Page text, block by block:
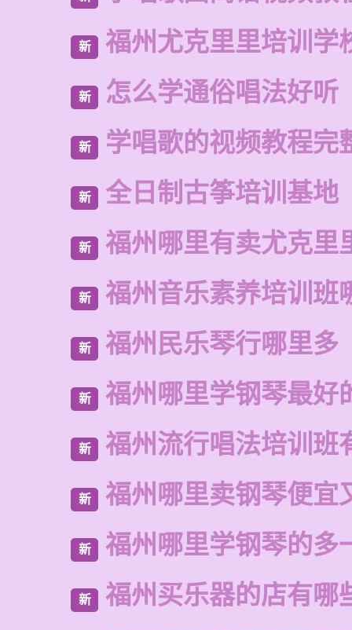
新 福州尤克里里培训学
新 怎么学通俗唱法好听
新 学唱歌的视频教程完
新 全日制古筝培训基地
新 福州哪里有卖尤克里
新 福州音乐素养培训班
新 福州民乐琴行哪里多
新 福州哪里学钢琴最好
新 福州流行唱法培训班
新 福州哪里卖钢琴便宜
新 福州哪里学钢琴的多
新 福州买乐器的店有哪